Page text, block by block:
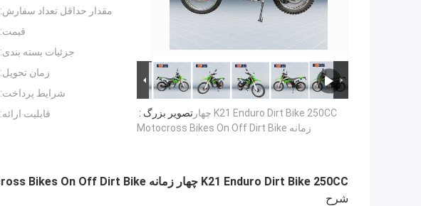
تصویر بزرگ : K21 Enduro Dirt Bike 250CC چهار
زمانه Motocross Bikes On Off Dirt Bike
مقدار حداقل تعداد سفارش:
قیمت:
جزئیات بسته بندی:
زمان تحویل:
شرایط پرداخت:
قابلیت ارائه:
K21 Enduro Dirt Bike 250CC چهار زمانه Motocross Bikes On Off Dirt Bike
شرح